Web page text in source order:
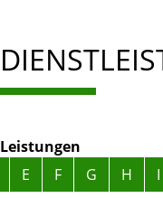
Leistungen
Alphabetisches
E F G H I